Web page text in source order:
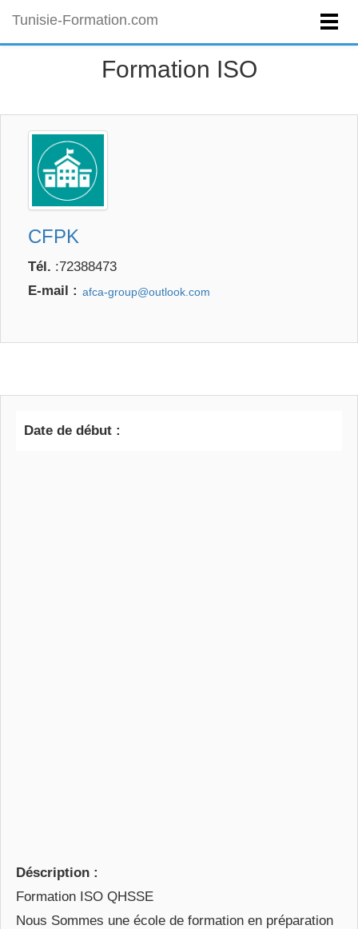
Tunisie-Formation.com
Formation ISO
CFPK
Tél. :72388473
E-mail :
Date de début :
Déscription :
Formation ISO QHSSE
Nous Sommes une école de formation en préparation